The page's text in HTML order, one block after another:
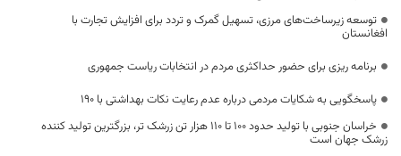
توسعه زیرساخت‌های مرزی، تسهیل گمرک و تردد برای افزایش تجارت با
افغانستان
برنامه ریزی برای حضور حداکثری مردم در انتخابات ریاست جمهوری
پاسخگویی به شکایات مردمی درباره عدم رعایت نکات بهداشتی با 190
خراسان جنوبی با تولید حدود ۱۰۰ تا ۱۱۰ هزار تن زرشک تر، بزرگترین تولید کننده
زرشک جهان است